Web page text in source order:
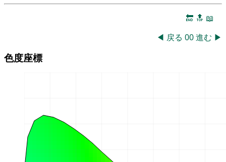
🔚 🔝 📖
◀ 戻る 00進む ▶
色度座標